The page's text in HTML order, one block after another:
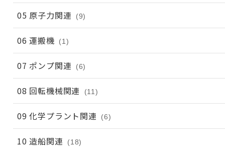
05 原子力関連 (9)
06 運搬機 (1)
07 ポンプ関連 (6)
08 回転機械関連 (11)
09 化学プラント関連 (6)
10 造船関連 (18)